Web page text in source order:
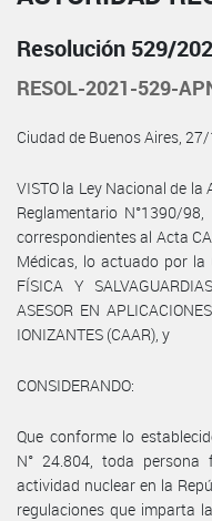
Resolución 529/
RESOL-2021-529-
Ciudad de Buenos Aires,
VISTO la Ley Nacional de
Reglamentario N°1390/
correspondientes al Acta
Médicas, lo actuado por la
FÍSICA Y
ASESOR EN
IONIZANTES (CAAR), y
CONSIDERANDO:
Que conforme lo
N° 24.804, toda
actividad nuclear en la
regulaciones que imparta la